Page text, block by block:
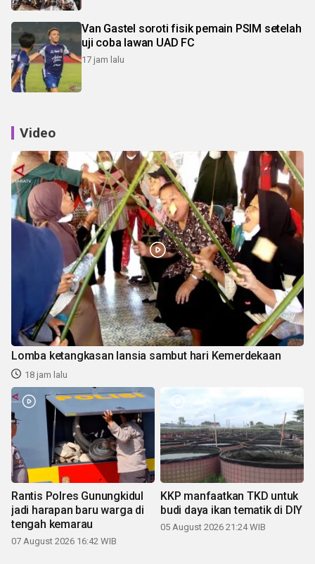
Van Gastel soroti fisik pemain PSIM setelah
uji coba lawan UAD FC
17 jam lalu
Video
Lomba ketangkasan lansia sambut hari Kemerdekaan
18 jam lalu
Rantis Polres Gunungkidul
jadi harapan baru warga di
tengah kemarau
07 August 2026 16:42 WIB
KKP manfaatkan TKD untuk
budi daya ikan tematik di DIY
05 August 2026 21:24 WIB